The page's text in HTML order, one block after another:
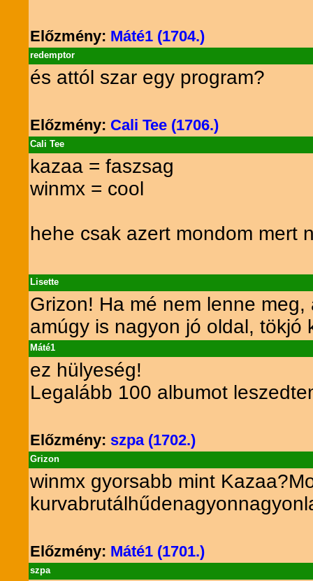
Előzmény: Máté1 (1704.)
redemptor
és attól szar egy program?
Előzmény: Cali Tee (1706.)
Cali Tee
kazaa = faszsag
winmx = cool
hehe csak azert mondom mert
Lisette
Grizon! Ha mé nem lenne
amúgy is nagyon jó oldal, tökjó
Máté1
ez hülyeség!
Legalább 100 albumot
Előzmény: szpa (1702.)
Grizon
winmx gyorsabb mint
Előzmény: Máté1 (1701.)
szpa